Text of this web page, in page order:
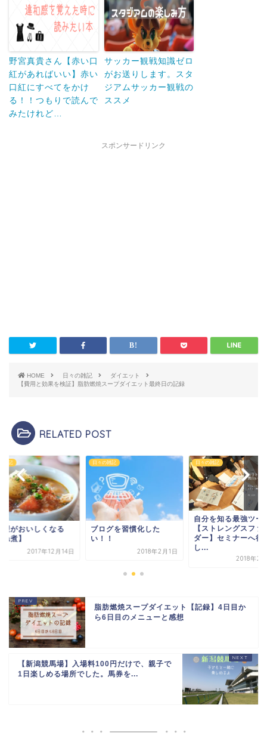
野宮真貴さん【赤い口
紅があればいい】赤い
口紅にすべてをかけ
る！！つもりで読んで
みたけれど…
サッカー観戦知識ゼロ
がお送りします。スタ
ジアムサッカー観戦の
ススメ
スポンサードリンク
HOME 日々の雑記
ダイエット
【費用と効果を検証】脂肪燃焼スープダイエット最終日の記録
RELATED POST
雑記
グを習慣化した
！
2018年2月1日
日々の雑記
自分を知る最強ツール
【ストレングスファイン
ダー】セミナーへ行きま
日々の雑記
お料理がおいしくな
【重ね煮】
脂肪燃焼スープダイエット【記録】4日目か
ら6日目のメニューと感想
【新潟競馬場】入場料100円だけで、親子で
1日楽しめる場所でした。馬券を...